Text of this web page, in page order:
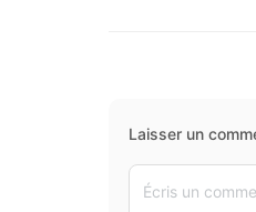
Laisser un